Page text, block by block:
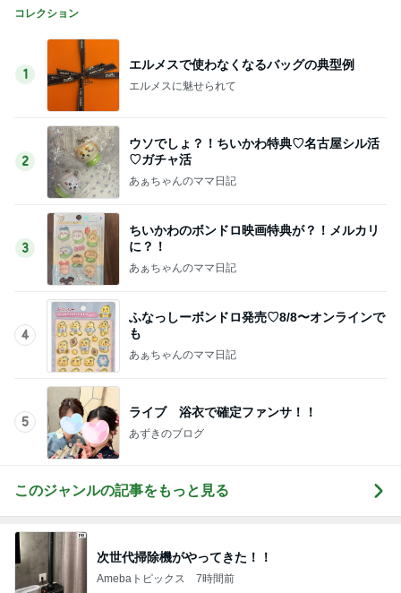
コレクション
1
エルメスで使わなくなるバッグの典型例
エルメスに魅せられて
2
ウソでしょ？！ちいかわ特典♡名古屋シル活
♡ガチャ活
あぁちゃんのママ日記
3
ちいかわのボンドロ映画特典が？！メルカリ
に？！
あぁちゃんのママ日記
4
ふなっしーボンドロ発売♡8/8〜オンラインで
も
あぁちゃんのママ日記
5
ライブ 浴衣で確定ファンサ！！
あずきのブログ
このジャンルの記事をもっと見る
次世代掃除機がやってきた！！
Amebaトピックス 7時間前